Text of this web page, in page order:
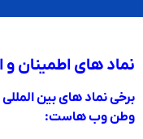
نماد های اطمینان و
برخی نماد های بین
وطن وب هاست: